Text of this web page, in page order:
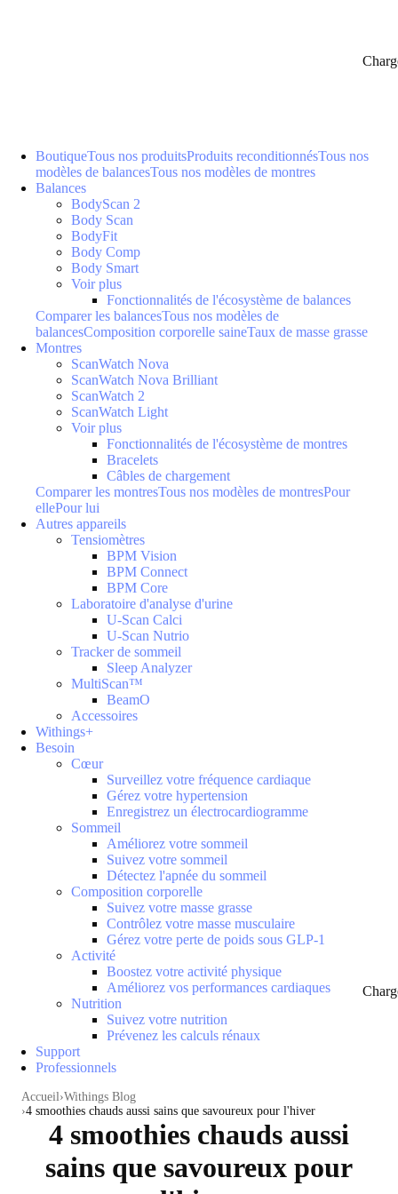
BoutiqueTous nos produitsProduits reconditionnésTous nos
modèles de balancesTous nos modèles de montres
Balances
BodyScan 2
Body Scan
BodyFit
Body Comp
Body Smart
Voir plus
Fonctionnalités de l'écosystème de balances
Comparer les balancesTous nos modèles de
balancesComposition corporelle saineTaux de masse grasse
Montres
ScanWatch Nova
ScanWatch Nova Brilliant
ScanWatch 2
ScanWatch Light
Voir plus
Fonctionnalités de l'écosystème de montres
Bracelets
Câbles de chargement
Comparer les montresTous nos modèles de montresPour
ellePour lui
Autres appareils
Tensiomètres
BPM Vision
BPM Connect
BPM Core
Laboratoire d'analyse d'urine
U-Scan Calci
U-Scan Nutrio
Tracker de sommeil
Sleep Analyzer
MultiScan™
BeamO
Accessoires
Withings+
Besoin
Cœur
Surveillez votre fréquence cardiaque
Gérez votre hypertension
Enregistrez un électrocardiogramme
Sommeil
Améliorez votre sommeil
Suivez votre sommeil
Détectez l'apnée du sommeil
Composition corporelle
Suivez votre masse grasse
Contrôlez votre masse musculaire
Gérez votre perte de poids sous GLP-1
Activité
Boostez votre activité physique
Améliorez vos performances cardiaques
Nutrition
Suivez votre nutrition
Prévenez les calculs rénaux
Support
Professionnels
Accueil Withings Blog
4 smoothies chauds aussi sains que savoureux pour l'hiver
4 smoothies chauds aussi
sains que savoureux pour